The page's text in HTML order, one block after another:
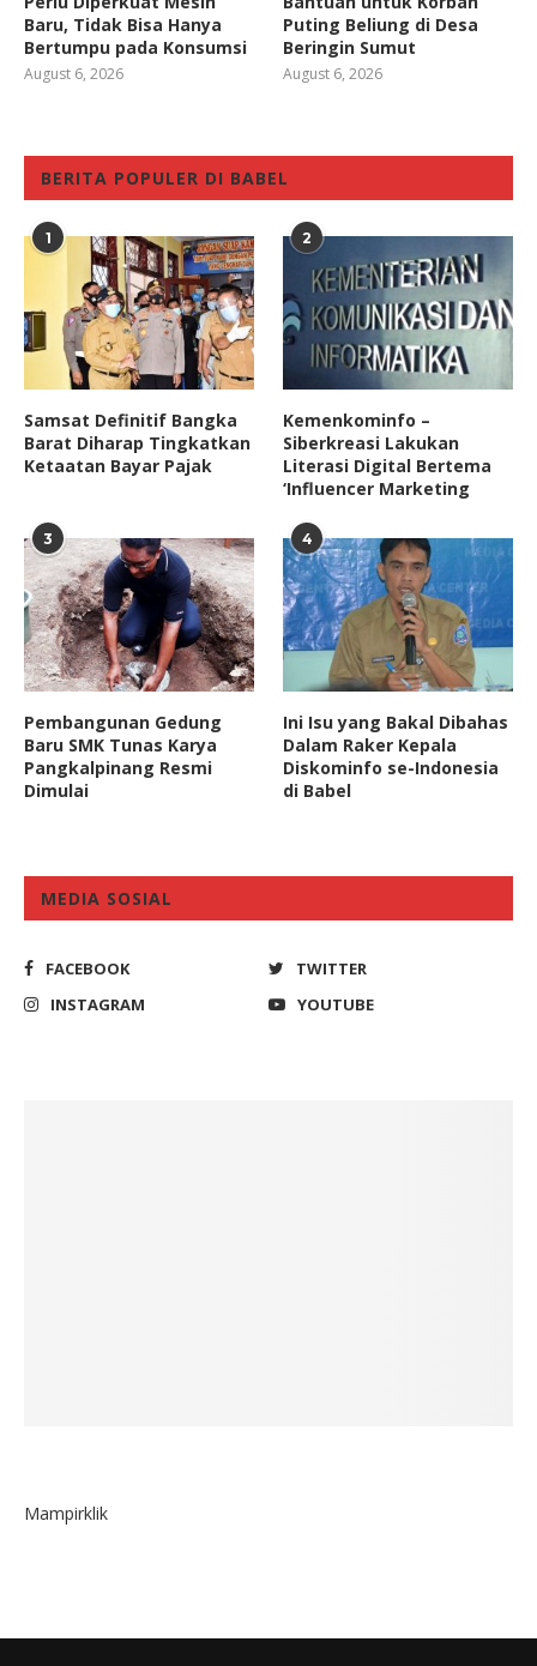
Baru, Tidak Bisa Hanya
Bertumpu pada Konsumsi
August 6, 2026
Puting Beliung di Desa
Beringin Sumut
August 6, 2026
BERITA POPULER DI BABEL
1
Samsat Definitif Bangka
Barat Diharap Tingkatkan
Ketaatan Bayar Pajak
2
Kemenkominfo –
Siberkreasi Lakukan
Literasi Digital Bertema
‘Influencer Marketing
3
Pembangunan Gedung
Baru SMK Tunas Karya
Pangkalpinang Resmi
Dimulai
4
Ini Isu yang Bakal Dibahas
Dalam Raker Kepala
Diskominfo se-Indonesia
di Babel
MEDIA SOSIAL
FACEBOOK
TWITTER
INSTAGRAM
YOUTUBE
Mampirklik